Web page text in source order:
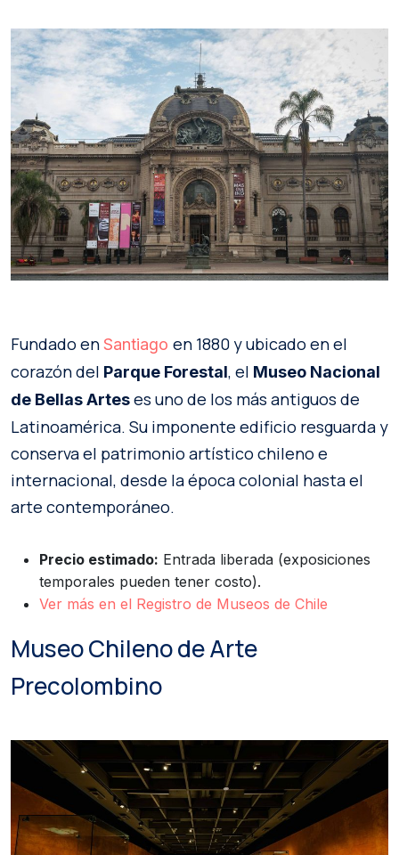
Fundado enSantiago en 1880 y ubicado en el
corazón del Parque Forestal, el Museo Nacional
de Bellas Arteses uno de los más antiguos de
Latinoamérica. Su imponente edificio resguarda y
conserva el patrimonio artístico chileno e
internacional, desde la época colonial hasta el
arte contemporáneo.
Precio estimado: Entrada liberada (exposiciones
temporales pueden tener costo).
Ver más en el Registro de Museos de Chile
Museo Chileno de Arte
Precolombino